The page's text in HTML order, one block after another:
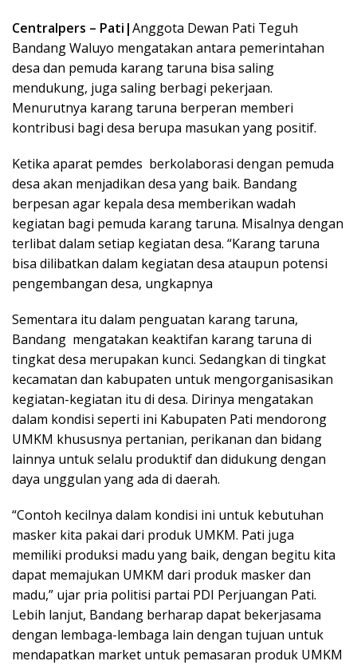
Centralpers – Pati|Anggota Dewan Pati Teguh
Bandang Waluyo mengatakan antara pemerintahan
desa dan pemuda karang taruna bisa saling
mendukung, juga saling berbagi pekerjaan.
Menurutnya karang taruna berperan memberi
kontribusi bagi desa berupa masukan yang positif.
Ketika aparat pemdes berkolaborasi dengan pemuda
desa akan menjadikan desa yang baik. Bandang
berpesan agar kepala desa memberikan wadah
kegiatan bagi pemuda karang taruna. Misalnya dengan
terlibat dalam setiap kegiatan desa. “Karang taruna
bisa dilibatkan dalam kegiatan desa ataupun potensi
pengembangan desa, ungkapnya
Sementara itu dalam penguatan karang taruna,
Bandang mengatakan keaktifan karang taruna di
tingkat desa merupakan kunci. Sedangkan di tingkat
kecamatan dan kabupaten untuk mengorganisasikan
kegiatan-kegiatan itu di desa. Dirinya mengatakan
dalam kondisi seperti ini Kabupaten Pati mendorong
UMKM khususnya pertanian, perikanan dan bidang
lainnya untuk selalu produktif dan didukung dengan
daya unggulan yang ada di daerah.
“Contoh kecilnya dalam kondisi ini untuk kebutuhan
masker kita pakai dari produk UMKM. Pati juga
memiliki produksi madu yang baik, dengan begitu kita
dapat memajukan UMKM dari produk masker dan
madu,” ujar pria politisi partai PDI Perjuangan Pati.
Lebih lanjut, Bandang berharap dapat bekerjasama
dengan lembaga-lembaga lain dengan tujuan untuk
mendapatkan market untuk pemasaran produk UMKM